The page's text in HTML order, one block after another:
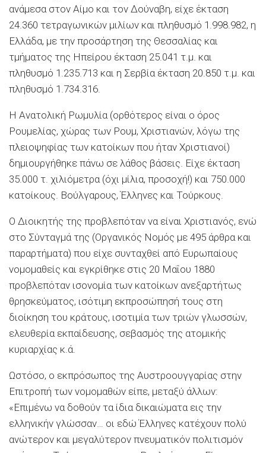
ανάμεσα στον Αίμο και τον Δούναβη, είχε έκταση
24.360 τετραγωνικών μιλίων και πληθυσμό 1.998.982, η
Ελλάδα, με την προσάρτηση της Θεσσαλίας και
τμήματος της Ηπείρου έκταση 25.041 τ.μ. και
πληθυσμό 1.235.713 και η Σερβία έκταση 20.850 τ.μ. και
πληθυσμό 1.734.316.
Η Ανατολική Ρωμυλία (ορθότερος είναι ο όρος
Ρουμελίας, χώρας των Ρουμ, Χριστιανών, λόγω της
πλειοψηφίας των κατοίκων που ήταν Χριστιανοί)
δημιουργήθηκε πάνω σε λάθος βάσεις. Είχε έκταση
35.000 τ. χιλιόμετρα (όχι μίλια, προσοχή!) και 750.000
κατοίκους. Βούλγαρους, Έλληνες και Τούρκους.
Ο Διοικητής της προβλεπόταν να είναι Χριστιανός, ενώ
στο Σύνταγμά της (Οργανικός Νομός με 495 άρθρα και
παραρτήματα) που είχε συνταχθεί από Ευρωπαίους
νομομαθείς και εγκρίθηκε στις 20 Μαΐου 1880
προβλεπόταν ισονομία των κατοίκων ανεξαρτήτως
θρησκεύματος, ισότιμη εκπροσώπησή τους στη
διοίκηση του κράτους, ισοτιμία των τριών γλωσσών,
ελευθερία εκπαίδευσης, σεβασμός της ατομικής
κυριαρχίας κ.ά.
Ωστόσο, ο εκπρόσωπος της Αυστροουγγαρίας στην
Επιτροπή των νομομαθών είπε, μεταξύ άλλων:
«Επιμένω να δοθούν τα ίδια δικαιώματα εις την
ελληνικήν γλώσσαν… οι εδώ Έλληνες κατέχουν πολύ
ανώτερον και μεγαλύτερον πνευματικόν πολιτισμόν